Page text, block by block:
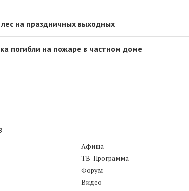
на праздничных выходных
погибли на пожаре в частном доме
Афиша
ТВ-Программа
Форум
Видео